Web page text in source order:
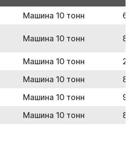
Машина 10 тонн
Машина 10 тонн
Машина 10 тонн
Машина 10 тонн
Машина 10 тонн
Машина 10 тонн